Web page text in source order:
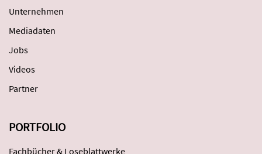
Unternehmen
Mediadaten
Jobs
Videos
Partner
PORTFOLIO
Fachbücher & Loseblattwerke